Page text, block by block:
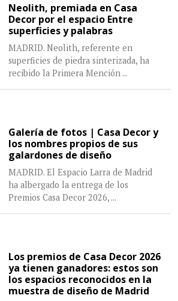
Neolith, premiada en Casa
Decor por el espacio Entre
superficies y palabras
MADRID. Neolith, referente en
superficies de piedra sinterizada, ha
recibido la Primera Mención ...
Galería de fotos | Casa Decor y
los nombres propios de sus
galardones de diseño
MADRID. El Espacio Larra de Madrid
ha albergado la entrega de los
Premios Casa Decor 2026, ...
Los premios de Casa Decor 2026
ya tienen ganadores: estos son
los espacios reconocidos en la
muestra de diseño de Madrid